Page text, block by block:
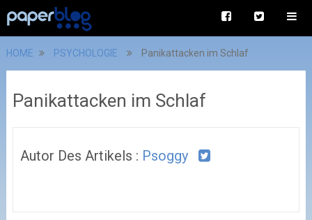
HOME PSYCHOLOGIE Panikattacken im Schlaf
Panikattacken im Schlaf
Autor Des Artikels : Psoggy